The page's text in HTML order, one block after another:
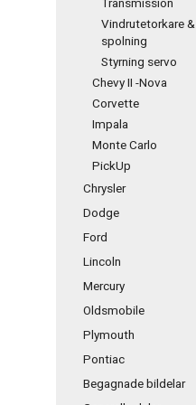
Transmission
Vindrutetorkare &
spolning
Styrning servo
Chevy II -Nova
Corvette
Impala
Monte Carlo
PickUp
Chrysler
Dodge
Ford
Lincoln
Mercury
Oldsmobile
Plymouth
Pontiac
Begagnade bildelar